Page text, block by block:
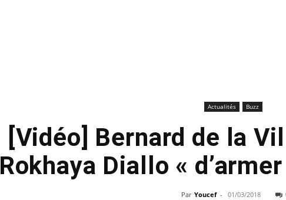
Actualités Buzz
[Vidéo] Bernard de la
Rokhaya Diallo «
Par Youcef - 01/03/2018